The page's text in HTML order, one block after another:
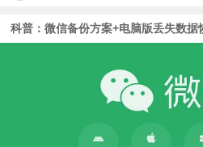
科普：微信备份方案+电脑版丢失数据